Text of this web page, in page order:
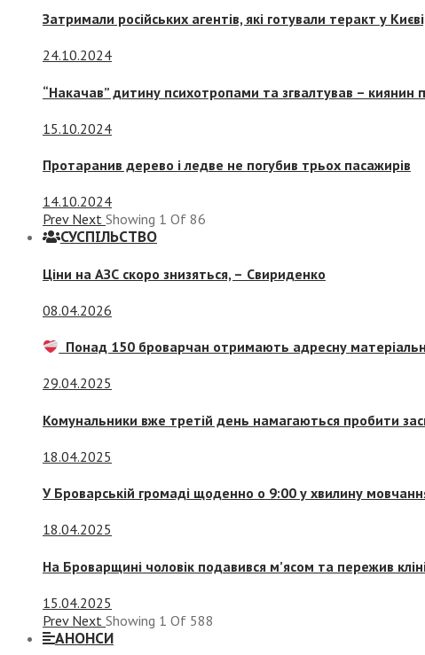
Затримали російських агентів, які готували теракт у
24.10.2024
“Накачав” дитину психотропами та згвалтував – киянин
15.10.2024
Протаранив дерево і ледве не погубив трьох пасажирів
14.10.2024
Prev Next Showing 1 Of 86
СУСПIЛЬСТВО
Ціни на АЗС скоро знизяться, – Свириденко
08.04.2026
Понад 150 броварчан отримають адресну
29.04.2025
Комунальники вже третій день намагаються пробити
18.04.2025
У Броварській громаді щоденно о 9:00 у хвилину
18.04.2025
На Броварщині чоловік подавився м’ясом та пережив
15.04.2025
Prev Next Showing 1 Of 588
АНОНСИ